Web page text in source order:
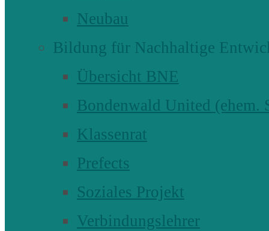
Neubau
Bildung für Nachhaltige
Übersicht BNE
Bondenwald United (ehem.
Klassenrat
Prefects
Soziales Projekt
Verbindungslehrer